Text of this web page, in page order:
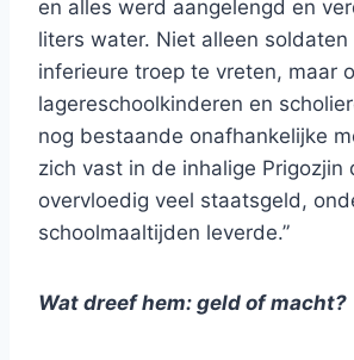
en alles werd aangelengd en
liters water. Niet alleen soldaten
inferieure troep te vreten, maar
lagereschoolkinderen en
nog bestaande onafhankelijke
zich vast in de inhalige Prigozjin
overvloedig veel staatsgeld,
schoolmaaltijden leverde.”
Wat dreef hem: geld of macht?